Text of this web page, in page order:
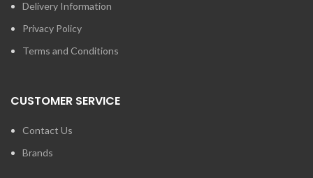
Delivery Information
Privacy Policy
Terms and Conditions
CUSTOMER SERVICE
Contact Us
Brands